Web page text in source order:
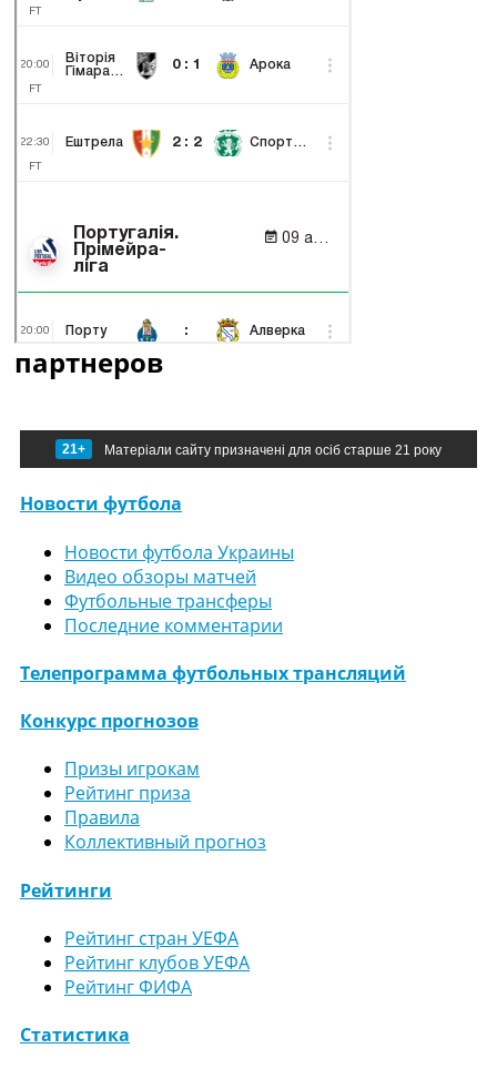
партнеров
21+ Матеріали сайту призначені для осіб старше 21 року
Новости футбола
Новости футбола Украины
Видео обзоры матчей
Футбольные трансферы
Последние комментарии
Телепрограмма футбольных трансляций
Конкурс прогнозов
Призы игрокам
Рейтинг приза
Правила
Коллективный прогноз
Рейтинги
Рейтинг стран УЕФА
Рейтинг клубов УЕФА
Рейтинг ФИФА
Статистика